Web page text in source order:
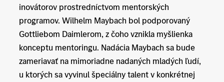
inovátorov prostredníctvom mentorských
programov. Wilhelm Maybach bol podporovaný
Gottliebom Daimlerom, z čoho vznikla myšlienka
konceptu mentoringu. Nadácia Maybach sa bude
zameriavať na mimoriadne nadaných mladých ľudí,
u ktorých sa vyvinul špeciálny talent v konkrétnej